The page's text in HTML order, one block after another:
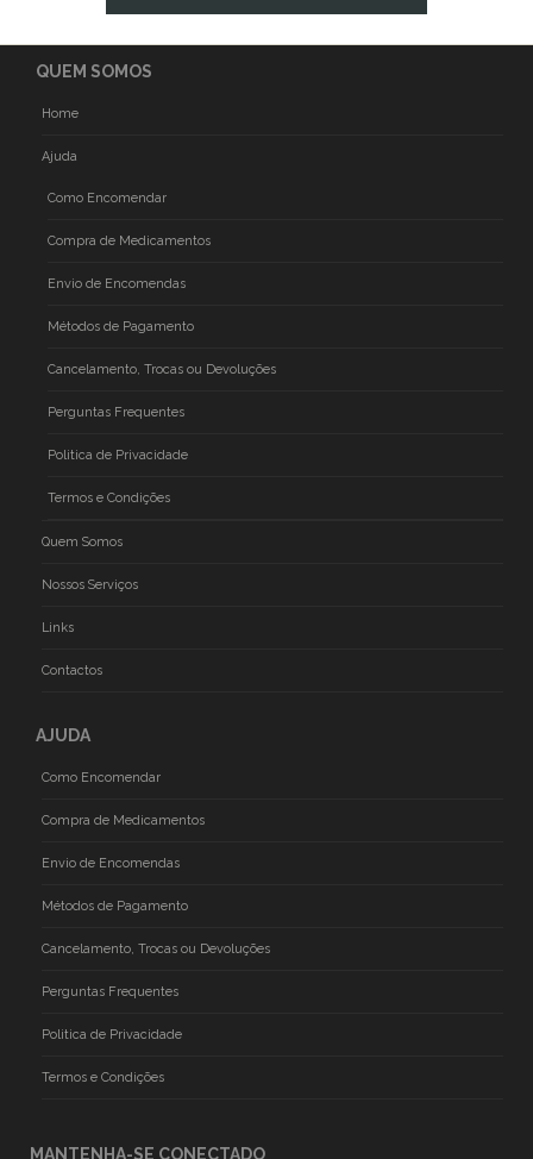
QUEM SOMOS
Home
Ajuda
Como Encomendar
Compra de Medicamentos
Envio de Encomendas
Métodos de Pagamento
Cancelamento, Trocas ou Devoluções
Perguntas Frequentes
Politica de Privacidade
Termos e Condições
Quem Somos
Nossos Serviços
Links
Contactos
AJUDA
Como Encomendar
Compra de Medicamentos
Envio de Encomendas
Métodos de Pagamento
Cancelamento, Trocas ou Devoluções
Perguntas Frequentes
Politica de Privacidade
Termos e Condições
MANTENHA-SE CONECTADO